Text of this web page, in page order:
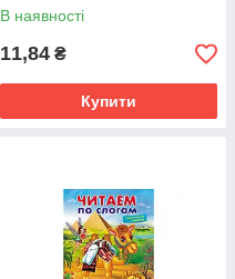
В наявності
11,84 ₴
Купити